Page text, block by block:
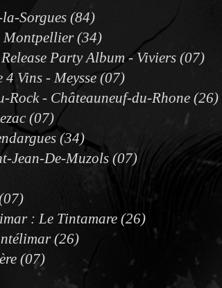
Sorgues (84)
Montpellier (34)
Party Album - Viviers (07)
Vins - Meysse (07)
Rock - Châteauneuf-du-Rhone (26)
(07)
(34)
Jean-De-Muzols (07)
: Le Tintamare (26)
(26)
(07)